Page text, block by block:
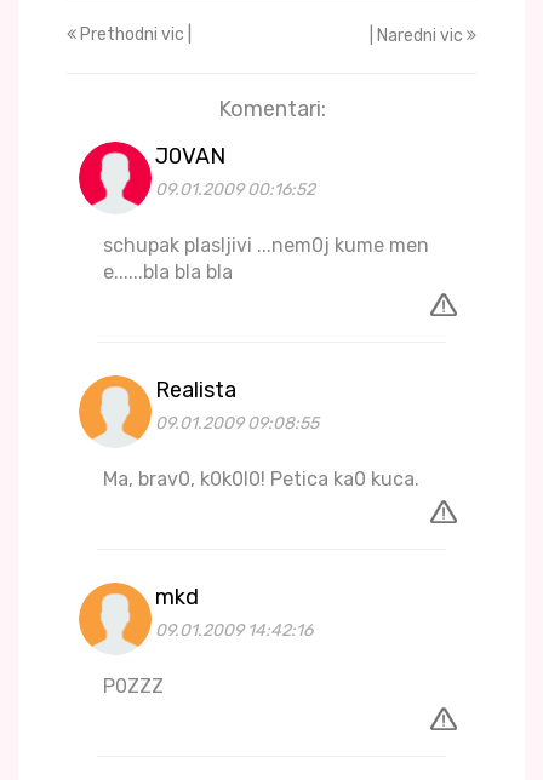
Prethodni vic | | Naredni vic
Komentari:
J0VAN
09.01.2009 00:16:52
schupak plasljivi ...nem0j kume men
e......bla bla bla
Realista
09.01.2009 09:08:55
Ma, brav0, k0k0l0! Petica ka0 kuca.
mkd
09.01.2009 14:42:16
P0ZZZ